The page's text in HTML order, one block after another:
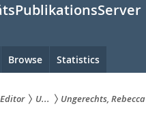
Browse Statistics
U... Ungerechts, Rebecca